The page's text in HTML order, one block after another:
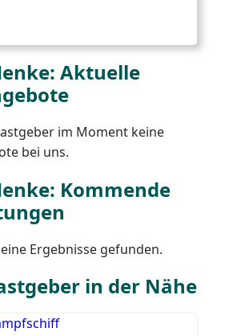
Aktuelle
im Moment keine
bei uns.
Kommende
Ergebnisse gefunden.
in der Nähe